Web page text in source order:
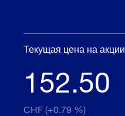
Текущая цена на акции
152.50
CHF (+0.79 %)